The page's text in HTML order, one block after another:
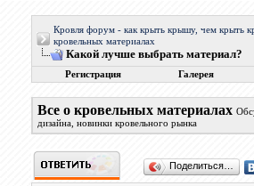
Кровля форум - как крыть крышу, чем крыть
кровельных материалах
Какой лучше выбрать материал?
Регистрация Галерея
Все о кровельных материалах
дизайна, новинки кровельного рынка
Поделиться…